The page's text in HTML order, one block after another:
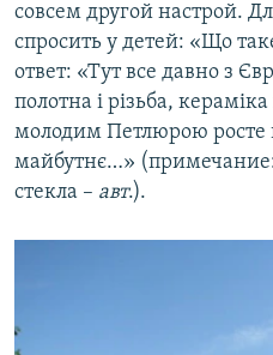
совсем другой настрой.
спросить у детей: «Що
ответ: «Тут все давно з
полотна і різьба,
молодим Петлюрою росте
майбутнє…»
стекла – авт.).